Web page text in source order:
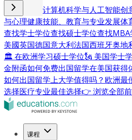
商业与管理 计算机科学与人工智能创
与心理健康技能、教育与专业发展体
查找学士学位查找硕士学位查找MBA
美國英国德国意大利法国西班牙奥地
🏛 在欧洲学习硕士学位🗽 美国学士
金附函如何免费出国留学在美国获得
如何出国留学上大学值得吗？ 欧洲最
选择医疗专业最佳选择👉 浏览全部
课程